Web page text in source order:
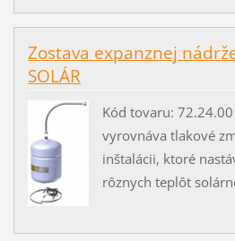
Zostava expanznej
SOLÁR
Kód tovaru:
vyrovnáva tlakové
inštalácii, ktoré
rôznych teplôt